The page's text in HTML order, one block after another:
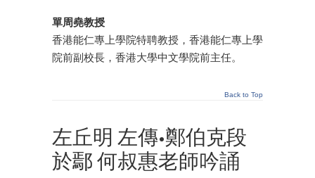
單周堯教授
香港能仁專上學院特聘教授，香港能仁專上學
院前副校長，香港大學中文學院前主任。
Back to Top
左丘明 左傳•鄭伯克段
於鄢 何叔惠老師吟誦